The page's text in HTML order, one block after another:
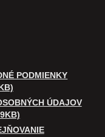
PODMIENKY
ÚDAJOV